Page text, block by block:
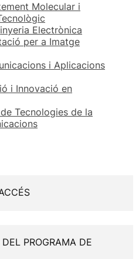
Molecular i
Electrònica
per a Imatge
i Aplicacions
i Innovació en
Tecnologies de la
PROGRAMA DE